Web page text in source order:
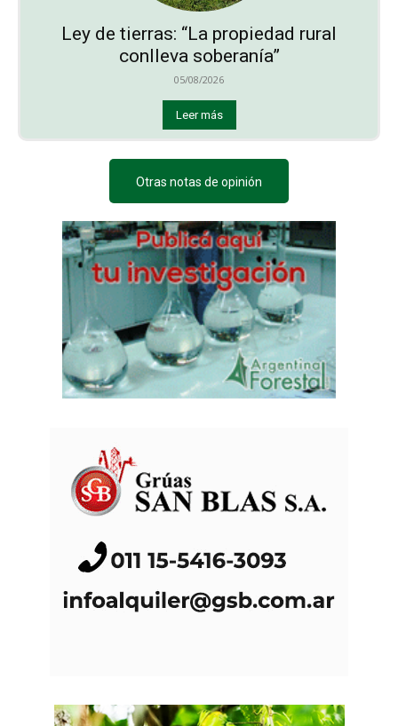
Ley de tierras: “La propiedad rural
conlleva soberanía”
05/08/2026
Leer más
Otras notas de opinión